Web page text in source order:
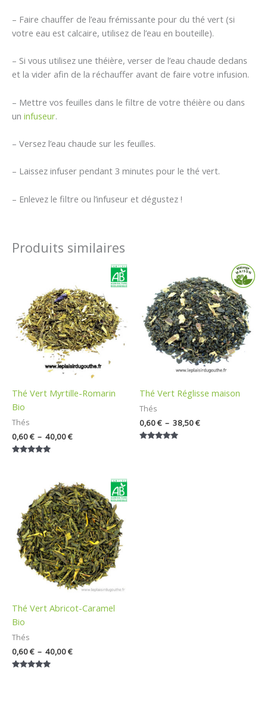
– Faire chauffer de l’eau frémissante pour du thé vert (si
votre eau est calcaire, utilisez de l’eau en bouteille).
– Si vous utilisez une théière, verser de l’eau chaude dedans
et la vider afin de la réchauffer avant de faire votre infusion.
– Mettre vos feuilles dans le filtre de votre théière ou dans
un infuseur.
– Versez l’eau chaude sur les feuilles.
– Laissez infuser pendant 3 minutes pour le thé vert.
– Enlevez le filtre ou l’infuseur et dégustez !
Produits similaires
Thé Vert Myrtille-Romarin
Bio
Thés
0,60€ – 40,00€
prix :
0,60 €
à
40,00 €
Thé Vert Réglisse maison
Thés
0,60€ – 38,50€
de
prix :
0,60 €
à
38,50 €
Thé Vert Abricot-Caramel
Bio
Thés
0,60€ – 40,00€
Plage
de
prix :
0,60 €
à
40,00 €